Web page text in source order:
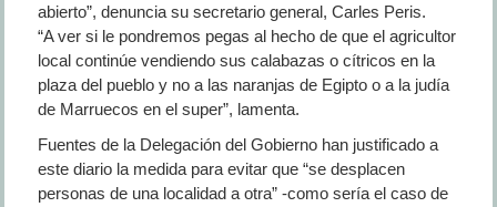
abierto”, denuncia su secretario general, Carles Peris.
“A ver si le pondremos pegas al hecho de que el agricultor
local continúe vendiendo sus calabazas o cítricos en la
plaza del pueblo y no a las naranjas de Egipto o a la judía
de Marruecos en el super”, lamenta.
Fuentes de la Delegación del Gobierno han justificado a
este diario la medida para evitar que “se desplacen
personas de una localidad a otra” -como sería el caso de